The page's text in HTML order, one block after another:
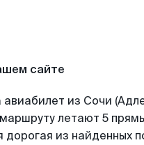
сайте
авиабилет из Сочи
летают 5
дорогая из найденных